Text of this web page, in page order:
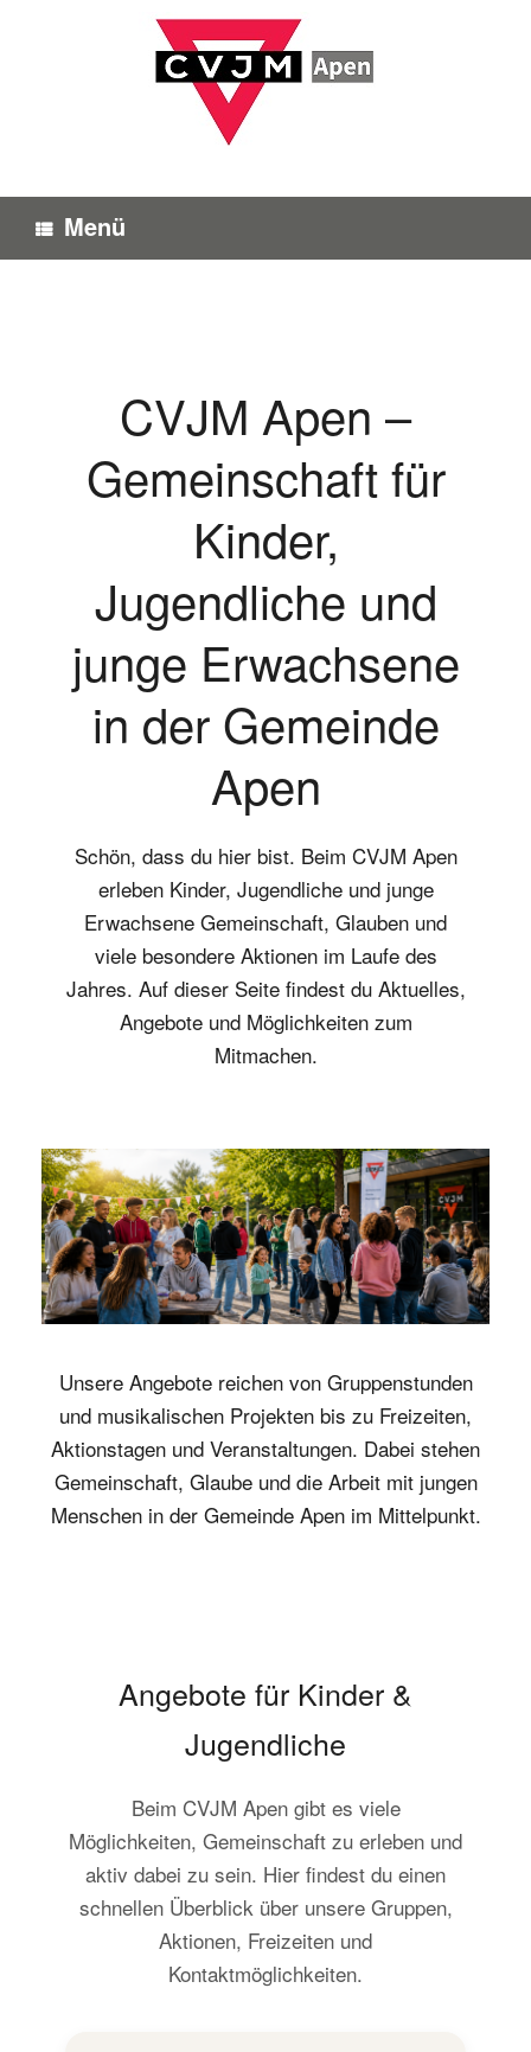
Menü
CVJM Apen –
Gemeinschaft für
Kinder,
Jugendliche und
junge Erwachsene
in der Gemeinde
Apen
Schön, dass du hier bist. Beim CVJM Apen
erleben Kinder, Jugendliche und junge
Erwachsene Gemeinschaft, Glauben und
viele besondere Aktionen im Laufe des
Jahres. Auf dieser Seite findest du Aktuelles,
Angebote und Möglichkeiten zum
Mitmachen.
Unsere Angebote reichen von Gruppenstunden
und musikalischen Projekten bis zu Freizeiten,
Aktionstagen und Veranstaltungen. Dabei stehen
Gemeinschaft, Glaube und die Arbeit mit jungen
Menschen in der Gemeinde Apen im Mittelpunkt.
Angebote für Kinder &
Jugendliche
Beim CVJM Apen gibt es viele
Möglichkeiten, Gemeinschaft zu erleben und
aktiv dabei zu sein. Hier findest du einen
schnellen Überblick über unsere Gruppen,
Aktionen, Freizeiten und
Kontaktmöglichkeiten.